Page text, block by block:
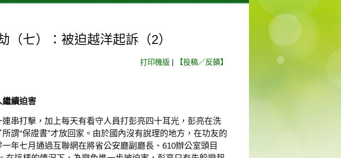
（七）：被迫越洋起訴（2）
打印機版 | 【投稿／反饋】
繼續迫害
串打擊，加上每天有看守人員打彭亮四十耳光，彭亮在洗
謂“保證書”才放回家。由於國內沒有說理的地方，在功友的
年七月通過互聯網在將省公安廳副廳長、610辦公室頭目